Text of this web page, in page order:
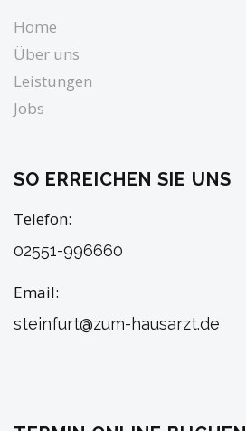
Home
Über uns
Leistungen
Jobs
SO ERREICHEN SIE UNS
Telefon
02551-996660
Email
steinfurt@zum-hausarzt.de